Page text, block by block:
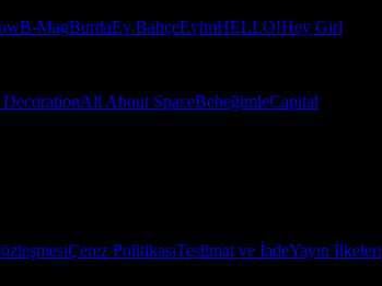
B-MagBurdaEv BahçeEvimHELLO!Hey Girl
All About SpaceBebeğimleCapital
Çerez PolitikasıTeslimat ve İadeYayın İlkeleri